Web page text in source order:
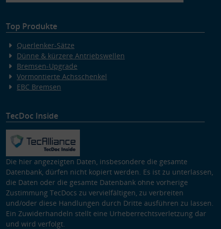
Top Produkte
Querlenker-Sätze
Dünne & kürzere Antriebswellen
Bremsen-Upgrade
Vormontierte Achsschenkel
EBC Bremsen
TecDoc Inside
Die hier angezeigten Daten, insbesondere die gesamte
Datenbank, dürfen nicht kopiert werden. Es ist zu unterlassen,
die Daten oder die gesamte Datenbank ohne vorherige
Zustimmung TecDocs zu vervielfältigen, zu verbreiten
und/oder diese Handlungen durch Dritte ausführen zu lassen.
Ein Zuwiderhandeln stellt eine Urheberrechtsverletzung dar
und wird verfolgt.